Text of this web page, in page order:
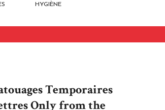
HYGIÈNE
Temporaires
Only from the